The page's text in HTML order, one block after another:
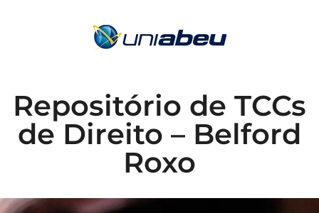
Repositório de TCCs
de Direito – Belford
Roxo